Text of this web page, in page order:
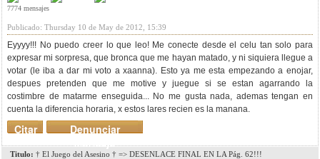
7774 mensajes
Publicado: Thursday 10 de May de 2012, 15:39
Eyyyy!!! No puedo creer lo que leo! Me conecte desde el celu tan solo para
expresar mi sorpresa, que bronca que me hayan matado, y ni siquiera llegue a
votar (le iba a dar mi voto a xaanna). Esto ya me esta empezando a enojar,
despues pretenden que me motive y juegue si se estan agarrando la
costimbre de matarme enseguida... No me gusta nada, ademas tengan en
cuenta la diferencia horaria, x estos lares recien es la manana.
Denunciar
mensaje
Citar
Titulo: † El Juego del Asesino † => DESENLACE FINAL EN LA Pág. 62!!!